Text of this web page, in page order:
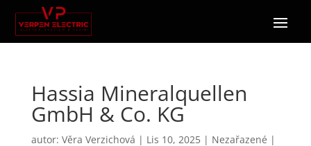
Hassia Mineralquellen
GmbH & Co. KG
autor: Věra Verzichová | Lis 10, 2025| Nezařazené |